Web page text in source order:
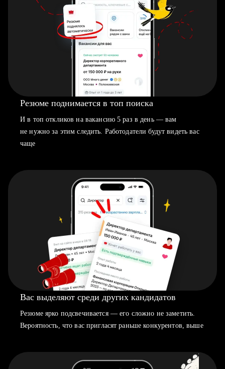
Резюме поднимается в топ поиска
И в топ откликов на вакансию 5 раз в день — вам
не нужно за этим следить. Работодатели будут видеть вас
чаще
Вас выделяют среди других кандидатов
Резюме ярко подсвечивается — его сложно не заметить.
Вероятность, что вас пригласят раньше конкурентов, выше